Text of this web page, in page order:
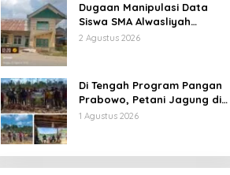
Dugaan Manipulasi Data
Siswa SMA Alwasliyah
Kualasimpang: Sekolah Nihil
2 Agustus 2026
Di Tengah Program Pangan
Prabowo, Petani Jagung di
Berau Mengaku Diterpa
1 Agustus 2026